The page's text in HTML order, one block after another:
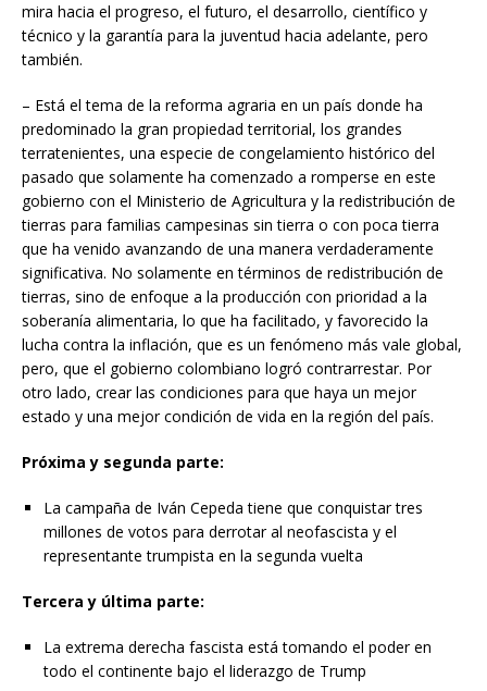
mira hacia el progreso, el futuro, el desarrollo, científico y
técnico y la garantía para la juventud hacia adelante, pero
también.
– Está el tema de la reforma agraria en un país donde ha
predominado la gran propiedad territorial, los grandes
terratenientes, una especie de congelamiento histórico del
pasado que solamente ha comenzado a romperse en este
gobierno con el Ministerio de Agricultura y la redistribución de
tierras para familias campesinas sin tierra o con poca tierra
que ha venido avanzando de una manera verdaderamente
significativa. No solamente en términos de redistribución de
tierras, sino de enfoque a la producción con prioridad a la
soberanía alimentaria, lo que ha facilitado, y favorecido la
lucha contra la inflación, que es un fenómeno más vale global,
pero, que el gobierno colombiano logró contrarrestar. Por
otro lado, crear las condiciones para que haya un mejor
estado y una mejor condición de vida en la región del país.
Próxima y segunda parte:
La campaña de Iván Cepeda tiene que conquistar tres
millones de votos para derrotar al neofascista y el
representante trumpista en la segunda vuelta
Tercera y última parte:
La extrema derecha fascista está tomando el poder en
todo el continente bajo el liderazgo de Trump